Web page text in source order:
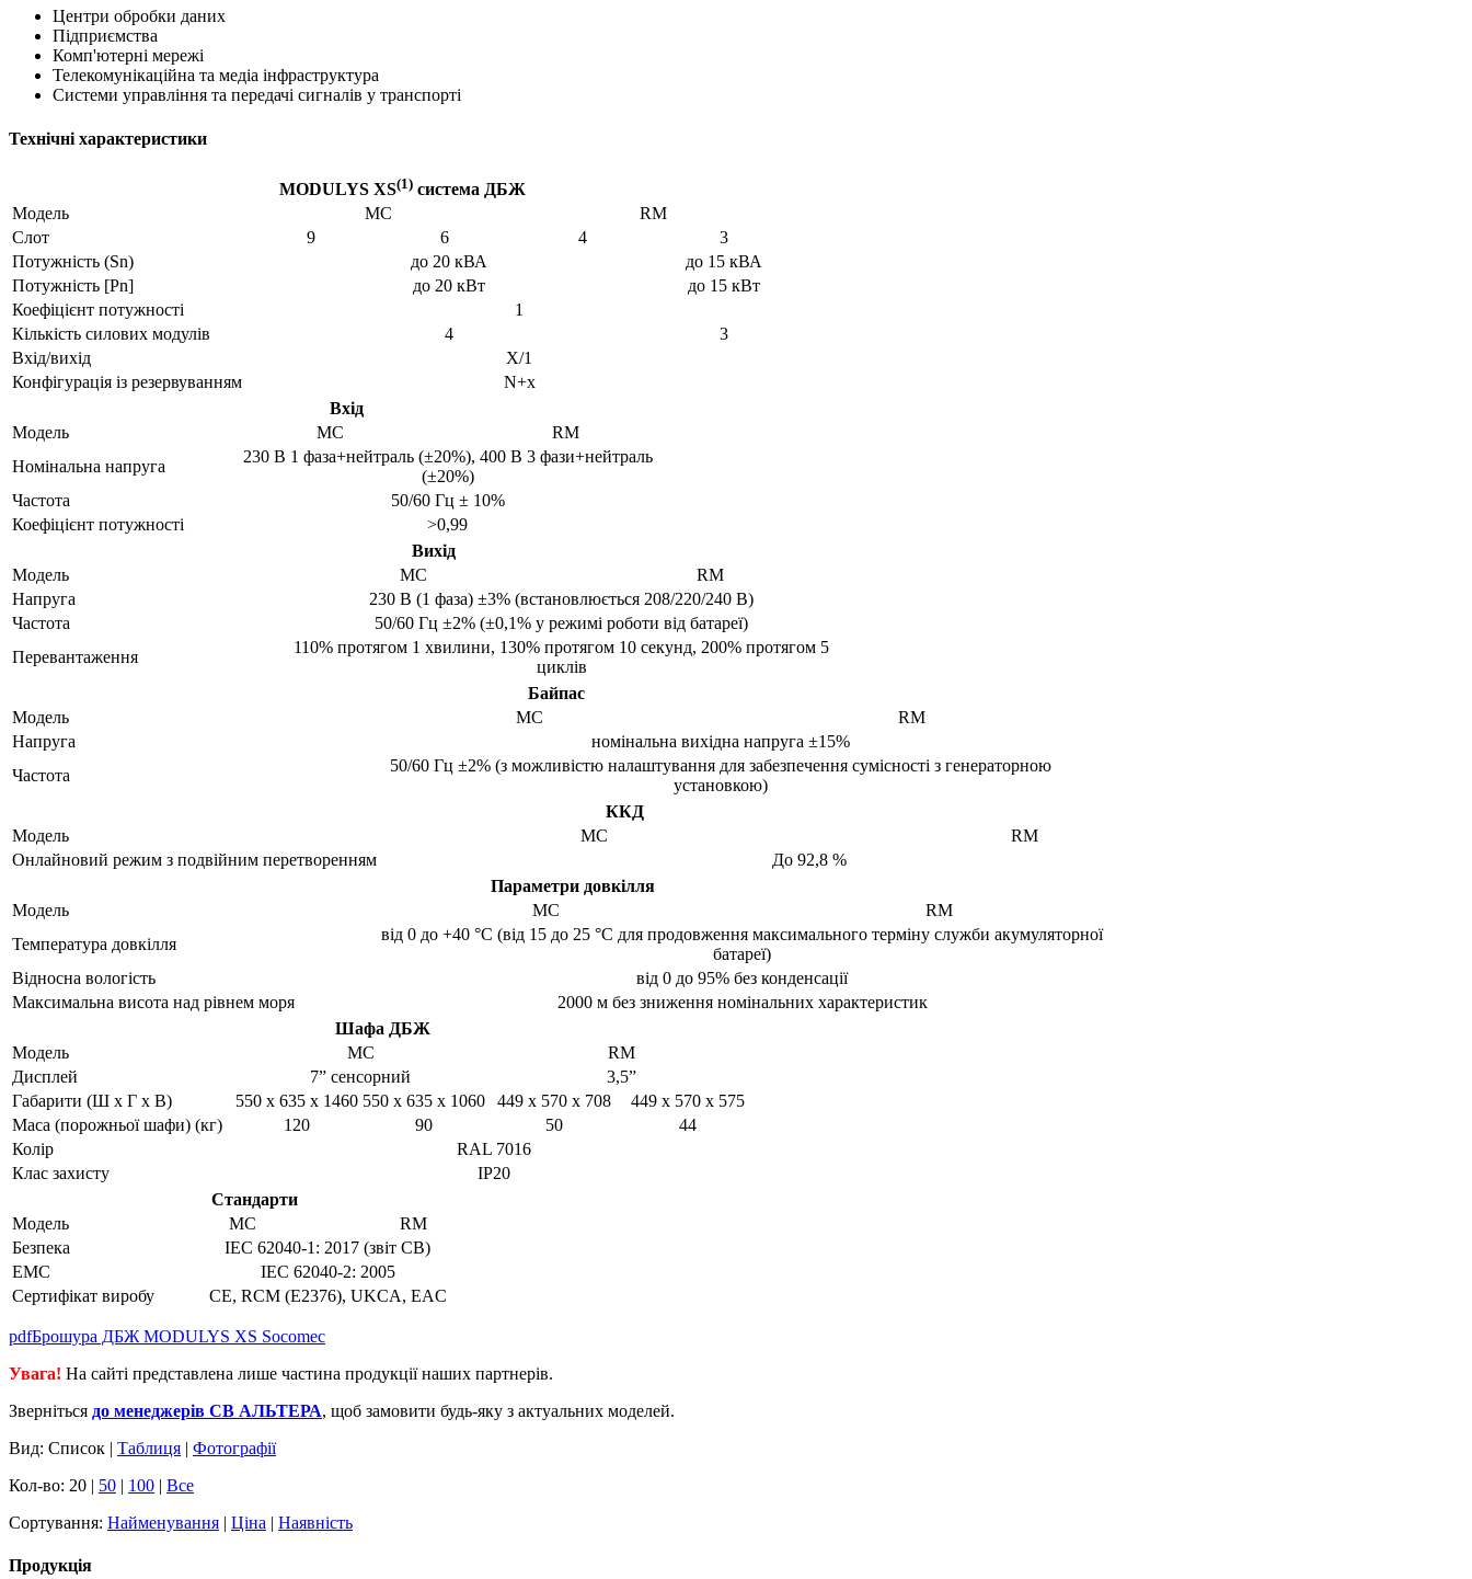
Центри обробки даних
Підприємства
Комп'ютерні мережі
Телекомунікаційна та медіа інфраструктура
Системи управління та передачі сигналів у транспорті
Технічні характеристики
MODULYS XS(1)система ДБЖ
Модель
MC
RM
Слот
9 6 4
3
Потужність (Sn)
до 20 кВА
до 15 кВА
Потужність [Pn]
до 20 кВт
до 15 кВт
Коефіцієнт потужності
1
Кількість силових модулів
4
3
Вхід/вихід
X/1
Конфігурація із резервуванням
N+х
Вхід
Модель
MC
RM
Номінальна напруга
230 В 1 фаза+нейтраль (±20%), 400 В 3 фази+нейтраль
(±20%)
Частота
50/60 Гц ± 10%
Коефіцієнт потужності
>0,99
Вихід
Модель
MC
RM
Напруга
230 В (1 фаза) ±3% (встановлюється 208/220/240 В)
Частота
50/60 Гц ±2% (±0,1% у режимі роботи від батареї)
Перевантаження
110% протягом 1 хвилини, 130% протягом 10 секунд, 200% протягом 5
циклів
Байпас
Модель
MC
RM
Напруга
номінальна вихідна напруга ±15%
Частота
50/60 Гц ±2% (з можливістю налаштування для забезпечення сумісності з генераторною
установкою)
ККД
Модель
MC
RM
Онлайновий режим з подвійним перетворенням
До 92,8 %
Параметри довкілля
Модель
MC
RM
Температура довкілля
від 0 до +40 °C (від 15 до 25 °C для продовження максимального терміну служби акумуляторної
батареї)
Відносна вологість
від 0 до 95% без конденсації
Максимальна висота над рівнем моря
2000 м без зниження номінальних характеристик
Шафа ДБЖ
Модель
MC
RM
Дисплей
7” сенсорний
3,5”
Габарити (Ш x Г x В)
550 x 635 x 1460 550 x 635 x 1060 449 x 570 x 708
449 x 570 x 575
Маса (порожньої шафи) (кг)
120 90 50
44
Колір
RAL 7016
Клас захисту
IP20
Стандарти
Модель
MC
RM
Безпека
IEC 62040-1: 2017 (звіт CB)
ЕМС
IEC 62040-2: 2005
Сертифікат виробу
CE, RCM (E2376), UKCA, EAC
pdfБрошура ДБЖ MODULYS XS Socomec
Увага! На сайті представлена лише частина продукції наших партнерів.
Зверніться до менеджерів СВ АЛЬТЕРА, щоб замовити будь-яку з актуальних моделей.
Вид: Список | Таблиця | Фотографії
Кол-во: 20 | 50 | 100 | Все
Сортування: Найменування | Ціна | Наявність
Продукція